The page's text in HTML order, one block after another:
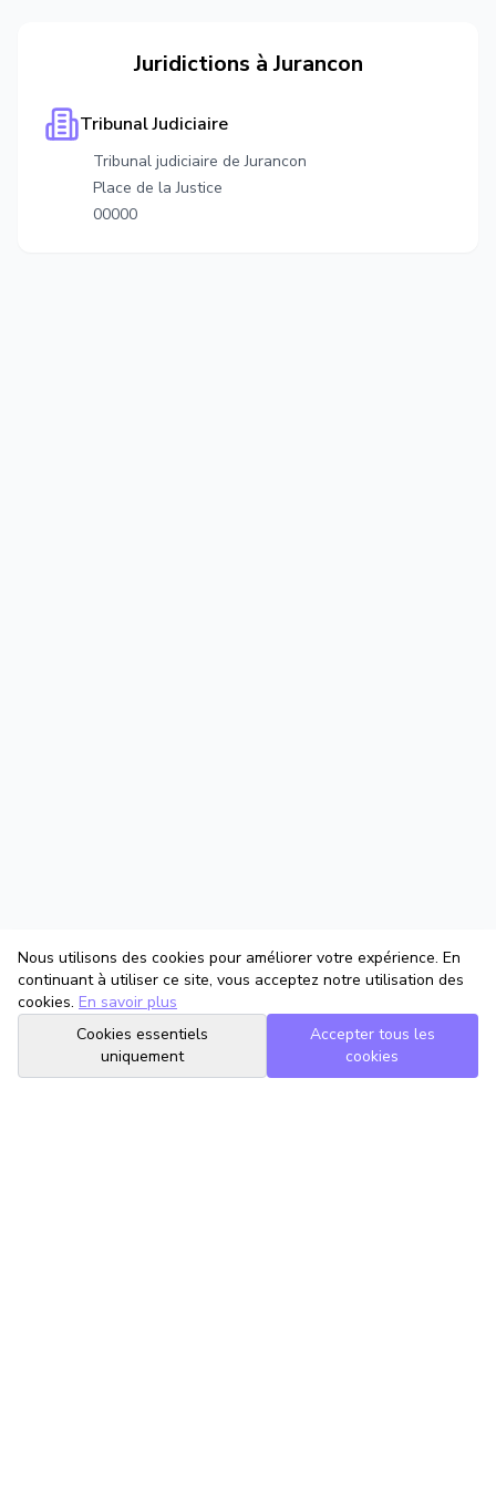
Juridictions àJurancon
Tribunal Judiciaire
Tribunal judiciaire de Jurancon
Place de la Justice
00000
Nous utilisons des cookies pour améliorer votre expérience. En
continuant à utiliser ce site, vous acceptez notre utilisation des
cookies. En savoir plus
Cookies essentiels
uniquement
Accepter tous les
cookies